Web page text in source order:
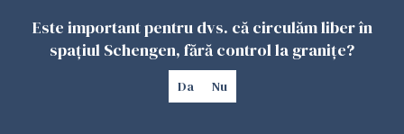
Este important pentru dvs. că circulăm liber în
spațiul Schengen, fără control la granițe?
Da Nu